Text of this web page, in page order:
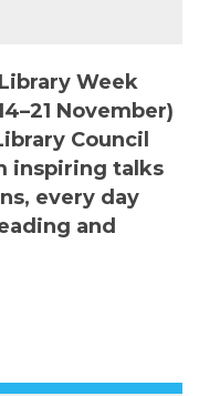
Week
November)
Council
inspiring talks
every day
and